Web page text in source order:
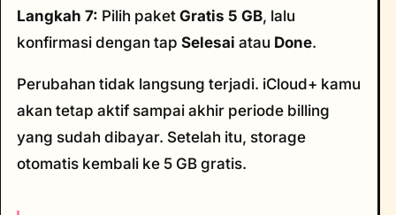
Langkah 7: Pilih paket Gratis 5 GB, lalu
konfirmasi dengan tap Selesai atau Done.
Perubahan tidak langsung terjadi. iCloud+ kamu
akan tetap aktif sampai akhir periode billing
yang sudah dibayar. Setelah itu, storage
otomatis kembali ke 5 GB gratis.